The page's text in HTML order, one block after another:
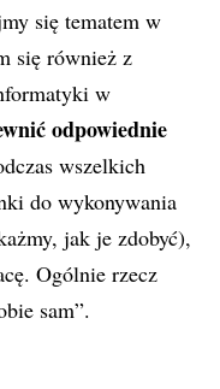
się tematem w
się również z
w
odpowiednie
wszelkich
do wykonywania
jak je zdobyć),
Ogólnie rzecz
sam”.